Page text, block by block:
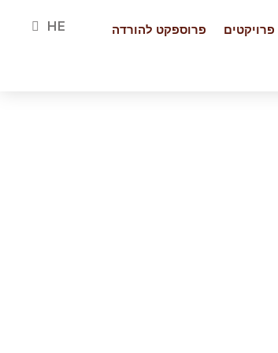
פרויקטים פרוספקט להורדה HE
FR